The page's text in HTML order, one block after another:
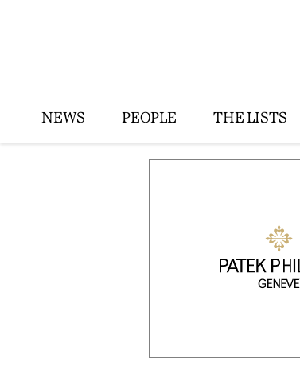
NEWS PEOPLE THE LISTS